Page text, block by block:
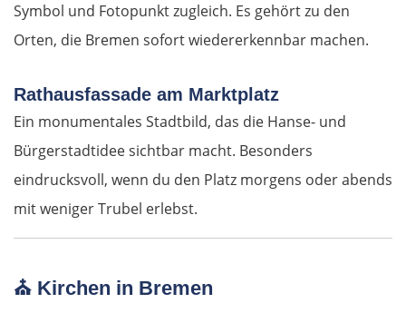
Symbol und Fotopunkt zugleich. Es gehört zu den
Orten, die Bremen sofort wiedererkennbar machen.
Rathausfassade am Marktplatz
Ein monumentales Stadtbild, das die Hanse- und
Bürgerstadtidee sichtbar macht. Besonders
eindrucksvoll, wenn du den Platz morgens oder abends
mit weniger Trubel erlebst.
⛪ Kirchen in Bremen
Ruse
Schumen
Warna
Nessebar